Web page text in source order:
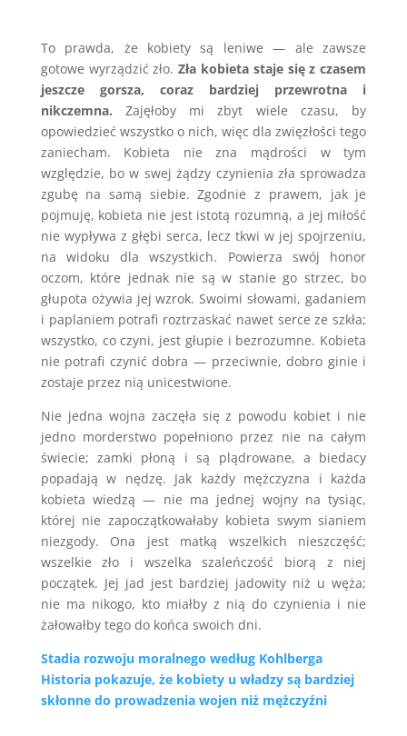
To prawda, że kobiety są leniwe — ale zawsze
gotowe wyrządzić zło.Zła kobieta staje się z czasem
jeszcze gorsza, coraz bardziej przewrotna i
nikczemna. Zajęłoby mi zbyt wiele czasu, by
opowiedzieć wszystko o nich, więc dla zwięzłości tego
zaniecham. Kobieta nie zna mądrości w tym
względzie, bo w swej żądzy czynienia zła sprowadza
zgubę na samą siebie. Zgodnie z prawem, jak je
pojmuję, kobieta nie jest istotą rozumną, a jej miłość
nie wypływa z głębi serca, lecz tkwi w jej spojrzeniu,
na widoku dla wszystkich. Powierza swój honor
oczom, które jednak nie są w stanie go strzec, bo
głupota ożywia jej wzrok. Swoimi słowami, gadaniem
i paplaniem potrafi roztrzaskać nawet serce ze szkła;
wszystko, co czyni, jest głupie i bezrozumne. Kobieta
nie potrafi czynić dobra — przeciwnie, dobro ginie i
zostaje przez nią unicestwione.
Nie jedna wojna zaczęła się z powodu kobiet i nie
jedno morderstwo popełniono przez nie na całym
świecie; zamki płoną i są plądrowane, a biedacy
popadają w nędzę. Jak każdy mężczyzna i każda
kobieta wiedzą — nie ma jednej wojny na tysiąc,
której nie zapoczątkowałaby kobieta swym sianiem
niezgody. Ona jest matką wszelkich nieszczęść;
wszelkie zło i wszelka szaleńczość biorą z niej
początek. Jej jad jest bardziej jadowity niż u węża;
nie ma nikogo, kto miałby z nią do czynienia i nie
żałowałby tego do końca swoich dni.
Stadia rozwoju moralnego według Kohlberga
Historia pokazuje, że kobiety u władzy są bardziej
skłonne do prowadzenia wojen niż mężczyźni